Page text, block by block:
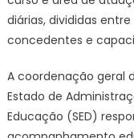
diárias, divididas
concedentes e
A coordenação geral
Estado de
Educação (SED)